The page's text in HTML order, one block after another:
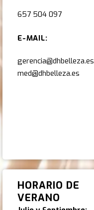
657 504 097
E-MAIL:
gerencia@dhbelleza.es
med@dhbelleza.es
HORARIO DE
VERANO